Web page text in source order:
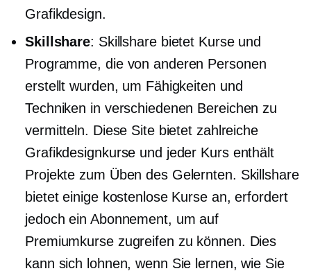
Grafikdesign.
Skillshare: Skillshare bietet Kurse und
Programme, die von anderen Personen
erstellt wurden, um Fähigkeiten und
Techniken in verschiedenen Bereichen zu
vermitteln. Diese Site bietet zahlreiche
Grafikdesignkurse und jeder Kurs enthält
Projekte zum Üben des Gelernten. Skillshare
bietet einige kostenlose Kurse an, erfordert
jedoch ein Abonnement, um auf
Premiumkurse zugreifen zu können. Dies
kann sich lohnen, wenn Sie lernen, wie Sie